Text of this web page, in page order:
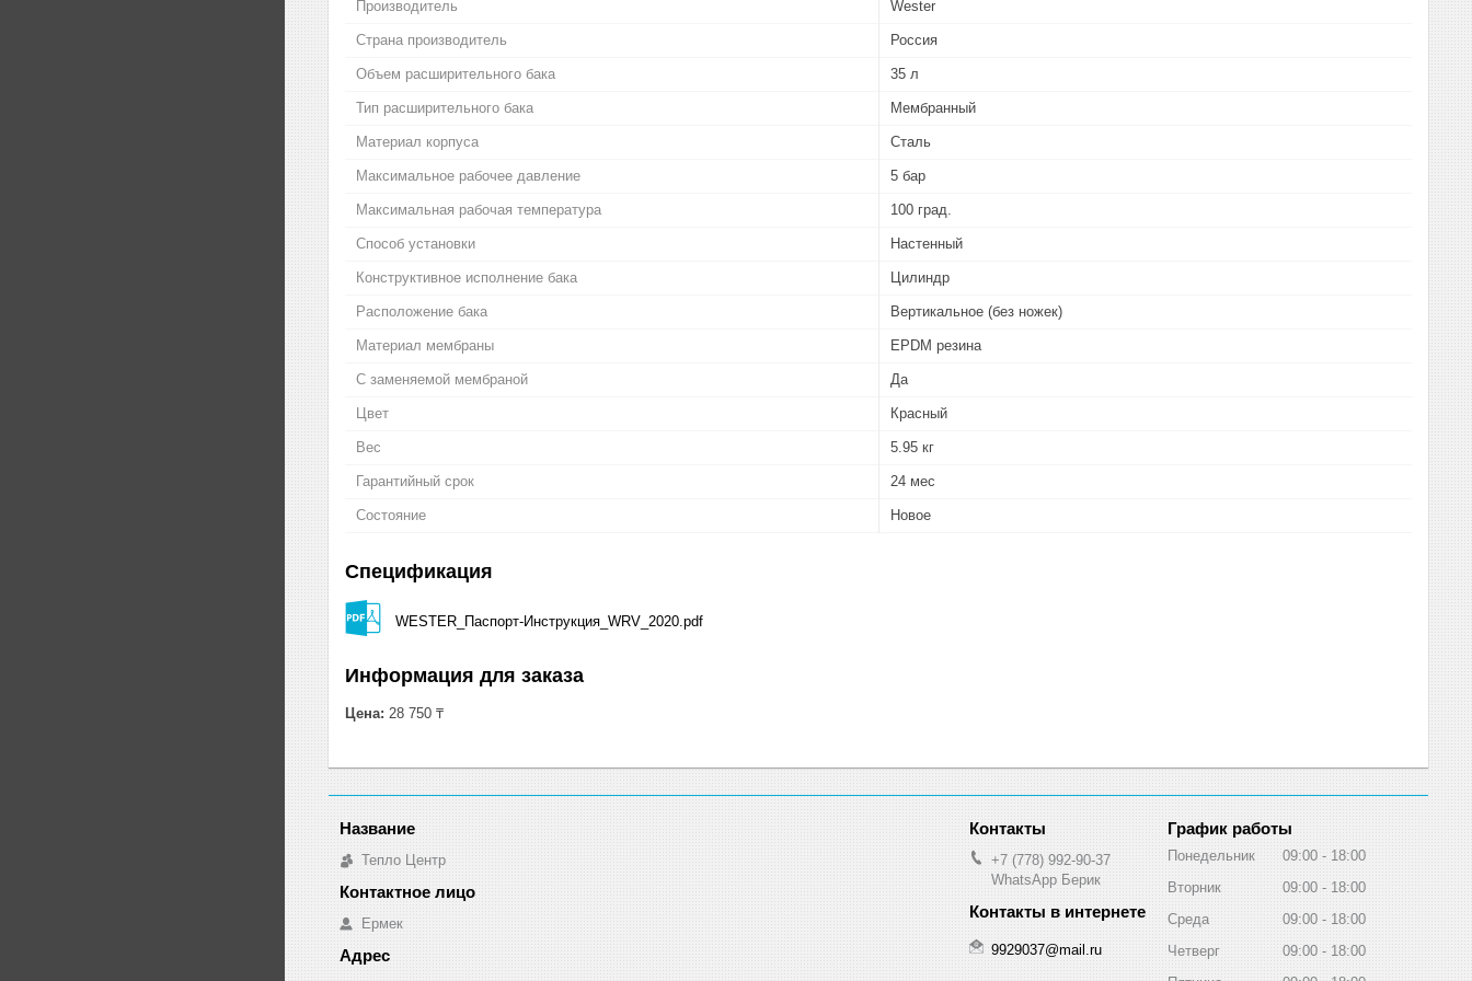
Производитель Wester
Страна производитель Россия
Объем расширительного бака 35 л
Тип расширительного бака Мембранный
Материал корпуса Сталь
Максимальное рабочее давление 5 бар
Максимальная рабочая температура 100 град.
Способ установки Настенный
Конструктивное исполнение бака Цилиндр
Расположение бака Вертикальное (без ножек)
Материал мембраны EPDM резина
С заменяемой мембраной Да
Цвет Красный
Вес 5.95 кг
Гарантийный срок 24 мес
Состояние Новое
Спецификация
WESTER_Паспорт-Инструкция_WRV_2020.pdf
Информация для заказа
Цена: 28 750 ₸
Тепло Центр
Ермек
+7 (778) 992-90-37
WhatsApp Берик
9929037@mail.ru
График работы
Понедельник 09:00
18:00
Вторник
09:00
18:00
Среда
09:00
18:00
Четверг
09:00
18:00